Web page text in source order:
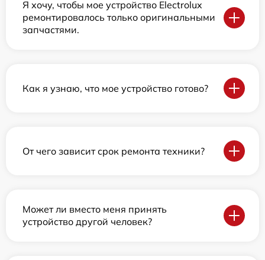
Я хочу, чтобы мое устройство Electrolux
ремонтировалось только оригинальными
запчастями.
Как я узнаю, что мое устройство готово?
От чего зависит срок ремонта техники?
Может ли вместо меня принять
устройство другой человек?